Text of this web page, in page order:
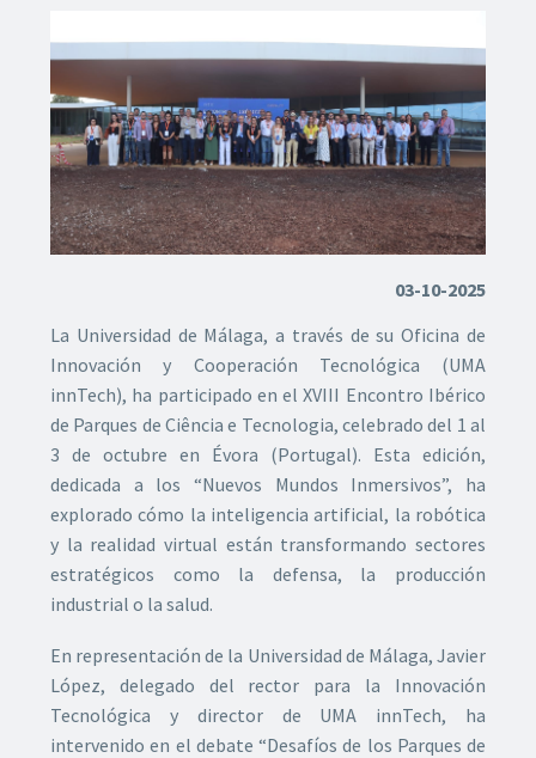
03-10-2025
La Universidad de Málaga, a través de su Oficina de
Innovación y Cooperación Tecnológica (UMA
innTech), ha participado en el XVIII Encontro Ibérico
de Parques de Ciência e Tecnologia, celebrado del 1 al
3 de octubre en Évora (Portugal). Esta edición,
dedicada a los “Nuevos Mundos Inmersivos”, ha
explorado cómo la inteligencia artificial, la robótica
y la realidad virtual están transformando sectores
estratégicos como la defensa, la producción
industrial o la salud.
En representación de la Universidad de Málaga, Javier
López, delegado del rector para la Innovación
Tecnológica y director de UMA innTech, ha
intervenido en el debate “Desafíos de los Parques de